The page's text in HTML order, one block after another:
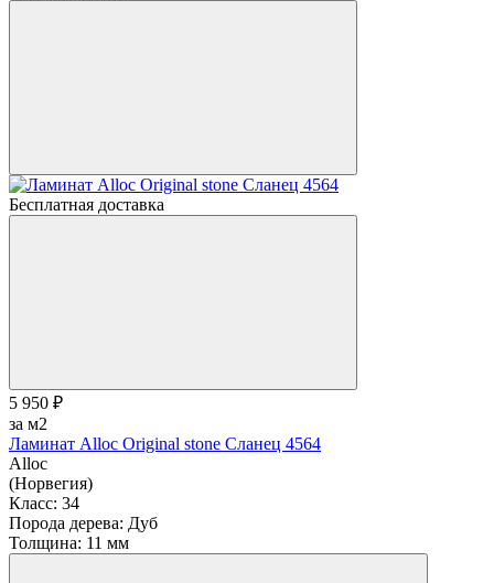
Бесплатная доставка
5 950 ₽
за м2
Ламинат Alloc Original stone Сланец 4564
Alloc
(Норвегия)
Класс: 34
Порода дерева: Дуб
Толщина: 11 мм